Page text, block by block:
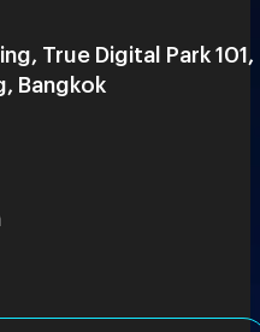
True Digital Park 101,
Bangkok